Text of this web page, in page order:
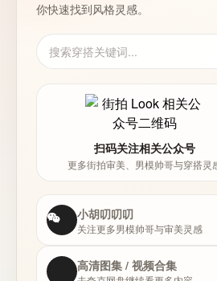
你快速找到风格灵感。
扫码关注相关公众号
更多街拍审美、男模帅哥与穿搭灵
小胡叨叨叨
关注更多男模帅哥与审美灵感
高清图集 / 视频合集